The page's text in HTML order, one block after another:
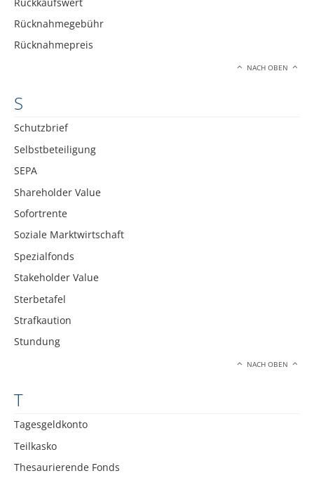
Rücknahmegebühr
Rücknahmepreis
NACH OBEN
S
Schutzbrief
Selbstbeteiligung
SEPA
Shareholder Value
Sofortrente
Soziale Marktwirtschaft
Spezialfonds
Stakeholder Value
Sterbetafel
Strafkaution
Stundung
NACH OBEN
T
Tagesgeldkonto
Teilkasko
Thesaurierende Fonds